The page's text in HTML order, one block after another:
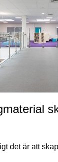
det är att